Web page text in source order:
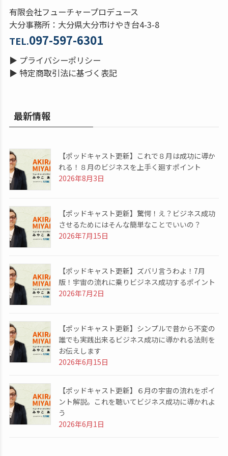
有限会社フューチャープロデュース
大分事務所：大分県大分市けやき台4-3-8
TEL.097-597-6301
▶ プライバシーポリシー
▶ 特定商取引法に基づく表記
最新情報
【ポッドキャスト更新】これで８月は成功に導か
れる！８月のビジネスを上手く廻すポイント
2026年8月3日
【ポッドキャスト更新】驚愕！え？ビジネス成功
させるためにはそんな簡単なことでいいの？
2026年7月15日
【ポッドキャスト更新】ズバリ言うわよ！7月
版！宇宙の流れに乗りビジネス成功するポイント
2026年7月2日
【ポッドキャスト更新】シンプルで昔から不変の
誰でも実践出来るビジネス成功に導かれる法則を
お伝えします
2026年6月15日
【ポッドキャスト更新】６月の宇宙の流れをポイ
ント解説。これを聴いてビジネス成功に導かれよ
う
2026年6月1日